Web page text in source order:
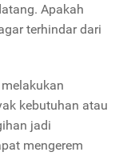
Apakah
terhindar dari
kebutuhan atau
jadi
mengerem